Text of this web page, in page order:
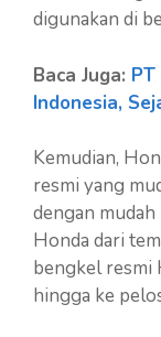
digunakan di
Baca Juga:
Indonesia,
Kemudian,
resmi yang
dengan
Honda dari
bengkel resmi
hingga ke